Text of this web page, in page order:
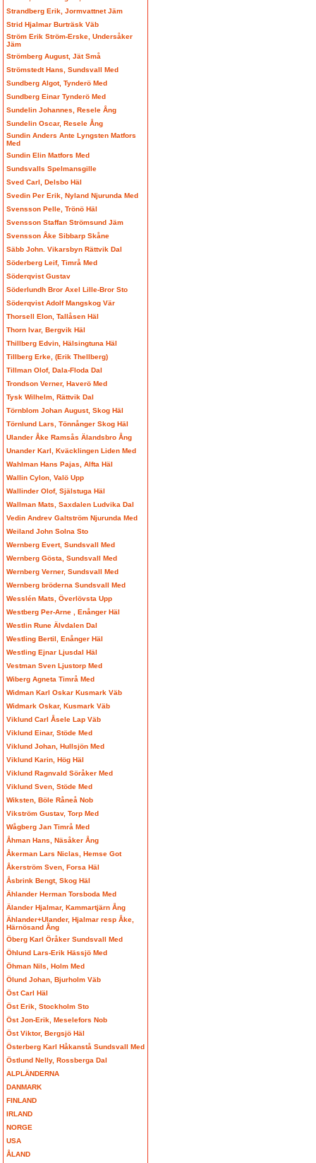
Strandberg Erik, Jormvattnet Jäm
Strid Hjalmar Burträsk Väb
Ström Erik Ström-Erske, Undersåker
Jäm
Strömberg August, Jät Små
Strömstedt Hans, Sundsvall Med
Sundberg Algot, Tynderö Med
Sundberg Einar Tynderö Med
Sundelin Johannes, Resele Ång
Sundelin Oscar, Resele Ång
Sundin Anders Ante Lyngsten Matfors
Med
Sundin Elin Matfors Med
Sundsvalls Spelmansgille
Sved Carl, Delsbo Häl
Svedin Per Erik, Nyland Njurunda Med
Svensson Pelle, Trönö Häl
Svensson Staffan Strömsund Jäm
Svensson Åke Sibbarp Skåne
Säbb John. Vikarsbyn Rättvik Dal
Söderberg Leif, Timrå Med
Söderqvist Gustav
Söderlundh Bror Axel Lille-Bror Sto
Söderqvist Adolf Mangskog Vär
Thorsell Elon, Tallåsen Häl
Thorn Ivar, Bergvik Häl
Thillberg Edvin, Hälsingtuna Häl
Tillberg Erke, (Erik Thellberg)
Tillman Olof, Dala-Floda Dal
Trondson Verner, Haverö Med
Tysk Wilhelm, Rättvik Dal
Törnblom Johan August, Skog Häl
Törnlund Lars, Tönnånger Skog Häl
Ulander Åke Ramsås Älandsbro Ång
Unander Karl, Kväcklingen Liden Med
Wahlman Hans Pajas, Alfta Häl
Wallin Cylon, Valö Upp
Wallinder Olof, Själstuga Häl
Wallman Mats, Saxdalen Ludvika Dal
Vedin Andrev Galtström Njurunda Med
Weiland John Solna Sto
Wernberg Evert, Sundsvall Med
Wernberg Gösta, Sundsvall Med
Wernberg Verner, Sundsvall Med
Wernberg bröderna Sundsvall Med
Wesslén Mats, Överlövsta Upp
Westberg Per-Arne , Enånger Häl
Westlin Rune Älvdalen Dal
Westling Bertil, Enånger Häl
Westling Ejnar Ljusdal Häl
Vestman Sven Ljustorp Med
Wiberg Agneta Timrå Med
Widman Karl Oskar Kusmark Väb
Widmark Oskar, Kusmark Väb
Viklund Carl Åsele Lap Väb
Viklund Einar, Stöde Med
Viklund Johan, Hullsjön Med
Viklund Karin, Hög Häl
Viklund Ragnvald Söråker Med
Viklund Sven, Stöde Med
Wiksten, Böle Råneå Nob
Vikström Gustav, Torp Med
Wågberg Jan Timrå Med
Åhman Hans, Näsåker Ång
Åkerman Lars Niclas, Hemse Got
Åkerström Sven, Forsa Häl
Åsbrink Bengt, Skog Häl
Ählander Herman Torsboda Med
Älander Hjalmar, Kammartjärn Ång
Ählander+Ulander, Hjalmar resp Åke,
Härnösand Ång
Öberg Karl Öråker Sundsvall Med
Öhlund Lars-Erik Hässjö Med
Öhman Nils, Holm Med
Ölund Johan, Bjurholm Väb
Öst Carl Häl
Öst Erik, Stockholm Sto
Öst Jon-Erik, Meselefors Nob
Öst Viktor, Bergsjö Häl
Österberg Karl Håkanstå Sundsvall Med
Östlund Nelly, Rossberga Dal
ALPLÄNDERNA
DANMARK
FINLAND
IRLAND
NORGE
USA
ÅLAND